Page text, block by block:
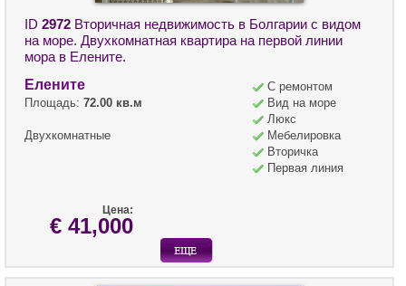
ID 2972 Вторичная недвижимость в Болгарии с видом
на море. Двухкомнатная квартира на первой линии
мора в Елените.
Елените
Площадь: 72.00 кв.м
Двухкомнатные
С ремонтом
Вид на море
Люкс
Мебелировка
Вторичка
Первая линия
Цена:
€ 41,000